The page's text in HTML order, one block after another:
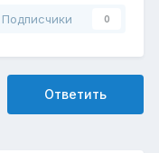
Подписчики 0
Ответить